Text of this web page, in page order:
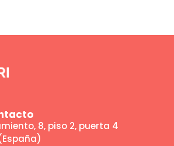
8, piso 2, puerta 4